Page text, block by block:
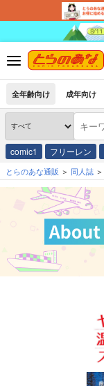
全年齢向け 成年向け
comic1 フリーレン
とらのあな通販 同人誌